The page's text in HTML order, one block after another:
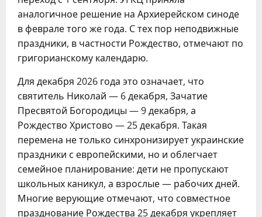
аналогичное решение на Архиерейском синоде
в феврале того же года. С тех пор неподвижные
праздники, в частности Рождество, отмечают по
григорианскому календарю.
Для декабря 2026 года это означает, что
святитель Николай — 6 декабря, Зачатие
Пресвятой Богородицы — 9 декабря, а
Рождество Христово — 25 декабря. Такая
перемена не только синхронизирует украинские
праздники с европейскими, но и облегчает
семейное планирование: дети не пропускают
школьных каникул, а взрослые — рабочих дней.
Многие верующие отмечают, что совместное
празднование Рождества 25 декабря укрепляет